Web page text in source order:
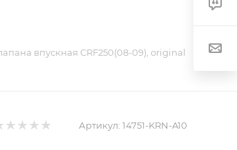
впускная CRF250(08-09), original
Артикул: 14751-KRN-A10